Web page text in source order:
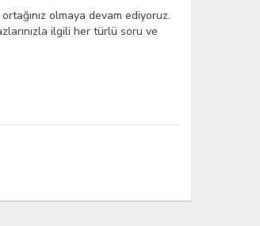
olmaya devam ediyoruz.
ilgili her türlü soru ve